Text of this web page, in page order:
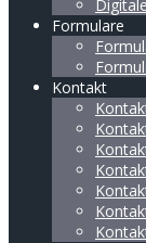
Formulare
Kontakt